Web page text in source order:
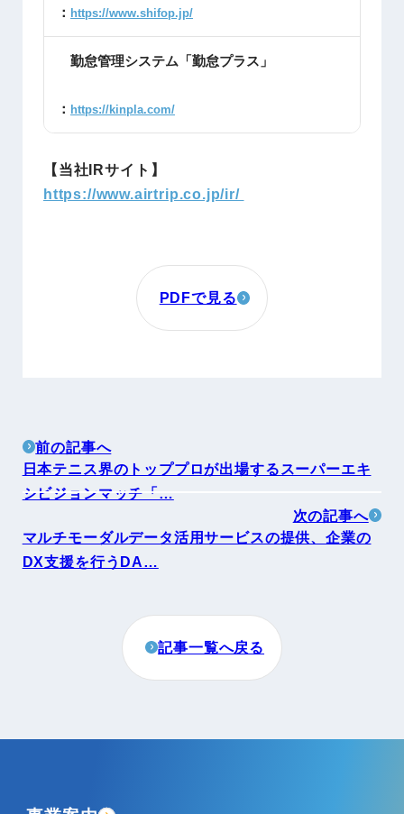
： https://www.shifop.jp/
勤怠管理システム「勤怠プラス」
： https://kinpla.com/
【当社IRサイト】
https://www.airtrip.co.jp/ir/
PDFで見る
前の記事へ
日本テニス界のトッププロが出場するスーパーエキ
シビジョンマッチ「…
次の記事へ
マルチモーダルデータ活用サービスの提供、企業の
DX支援を行うDA…
記事一覧へ戻る